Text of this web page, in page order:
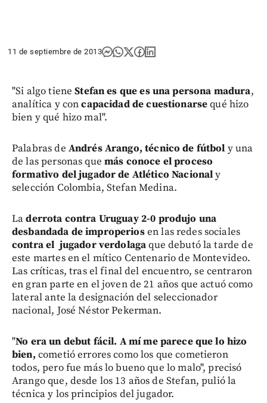
11 de septiembre de 2013
"Si algo tieneStefan es que es una persona madura,
analítica y concapacidad de cuestionarsequé hizo
bien y qué hizo mal".
Palabras de Andrés Arango, técnico de fútbol y una
de las personas que más conoce el proceso
formativo del jugador de Atlético Nacionaly
selección Colombia, Stefan Medina.
Laderrota contra Uruguay 2-0 produjo una
desbandada de improperiosen las redes sociales
contra el jugador verdolagaque debutó la tarde de
este martes en el mítico Centenario de Montevideo.
Las críticas, tras el final del encuentro, se centraron
en gran parte en el joven de 21 años que actuó como
lateral ante la designación del seleccionador
nacional, José Néstor Pekerman.
"No era un debut fácil. A mí me parece que lo hizo
bien, cometió errores como los que cometieron
todos, pero fue más lo bueno que lo malo", precisó
Arango que, desde los 13 años de Stefan, pulió la
técnica y los principios del jugador.